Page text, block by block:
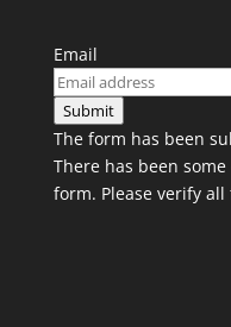
Email
Submit
The form has been
There has been
form. Please verify